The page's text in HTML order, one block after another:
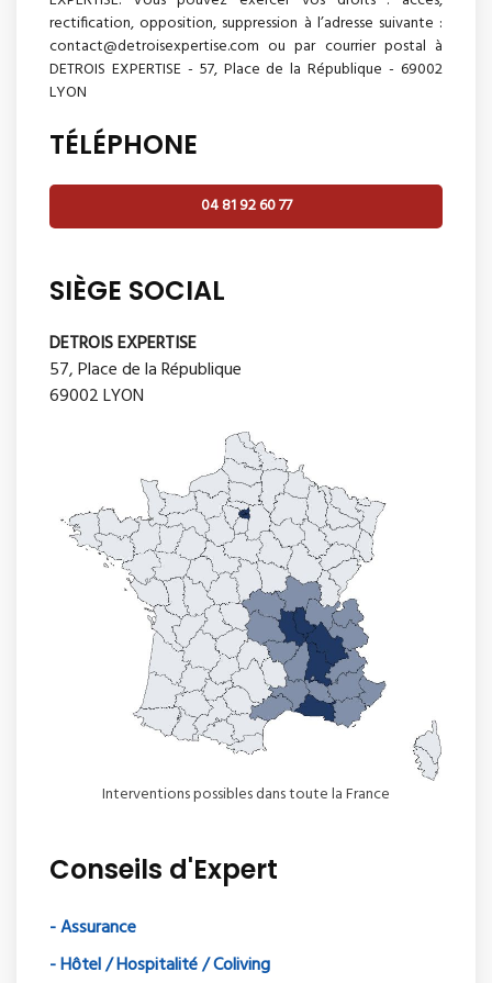
rectification, opposition, suppression à l’adresse suivante :
contact@detroisexpertise.com ou par courrier postal à
DETROIS EXPERTISE - 57, Place de la République - 69002
LYON
TÉLÉPHONE
04 81 92 60 77
SIÈGE SOCIAL
DETROIS EXPERTISE
57, Place de la République
69002 LYON
Interventions possibles dans toute la France
Conseils d'Expert
- Assurance
- Hôtel / Hospitalité / Coliving